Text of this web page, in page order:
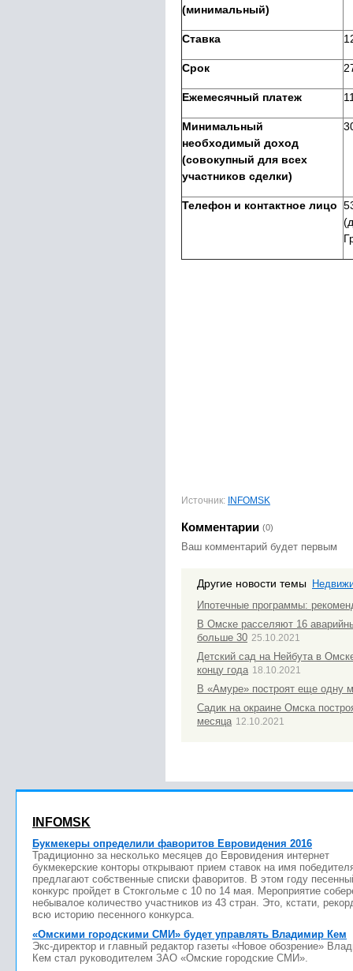
(минимальный)
Ставка
Срок
Ежемесячный платеж
Минимальный
необходимый доход
(совокупный для всех
участников сделки)
Телефон и контактное лицо
Источник: INFOMSK
Комментарии (0)
Ваш комментарий будет первым
Другие новости темы
Ипотечные программы:
В Омске расселяют 16
больше 30 25.10.2021
Детский сад на Нейбута в
концу года 18.10.2021
В «Амуре» построят еще одну
Садик на окраине Омска
месяца 12.10.2021
INFOMSK
Букмекеры определили фаворитов Евровидения 2016
Традиционно за несколько месяцев до Евровидения интернет
букмекерские конторы открывают прием ставок на имя
предлагают собственные списки фаворитов. В этом году
конкурс пройдет в Стокгольме с 10 по 14 мая. Мероприятие
небывалое количество участников из 43 стран. Это, кстати,
всю историю песенного конкурса.
«Омскими городскими СМИ» будет управлять Владимир Кем
Экс-директор и главный редактор газеты «Новое обозрение»
Кем стал руководителем ЗАО «Омские городские СМИ».